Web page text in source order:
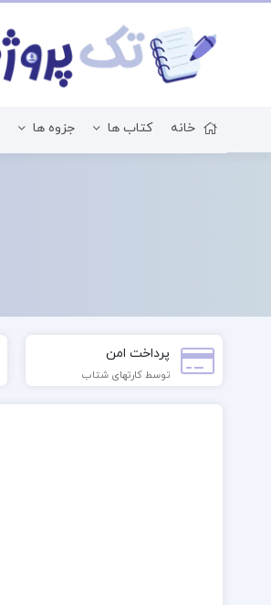
خانه کتاب ها جزوه ها
پرداخت امن
توسط کارتهای شتاب